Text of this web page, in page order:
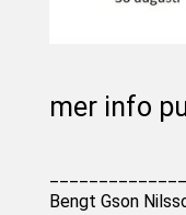
mer info
Bengt Gson